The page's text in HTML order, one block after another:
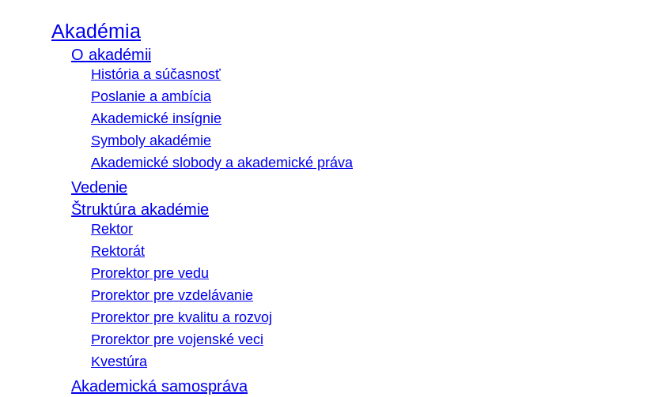
Akadémia
O akadémii
História a súčasnosť
Poslanie a ambícia
Akademické insígnie
Symboly akadémie
Akademické slobody a akademické práva
Vedenie
Štruktúra akadémie
Rektor
Rektorát
Prorektor pre vedu
Prorektor pre vzdelávanie
Prorektor pre kvalitu a rozvoj
Prorektor pre vojenské veci
Kvestúra
Akademická samospráva